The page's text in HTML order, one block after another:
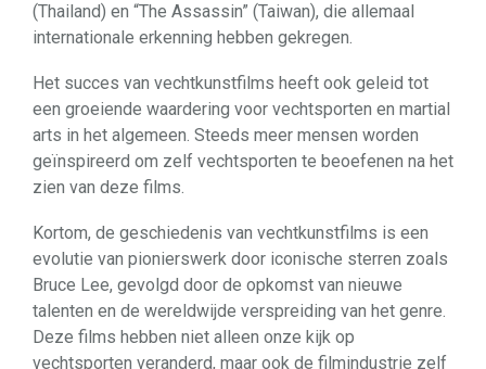
(Thailand) en “The Assassin” (Taiwan), die allemaal
internationale erkenning hebben gekregen.
Het succes van vechtkunstfilms heeft ook geleid tot
een groeiende waardering voor vechtsporten en martial
arts in het algemeen. Steeds meer mensen worden
geïnspireerd om zelf vechtsporten te beoefenen na het
zien van deze films.
Kortom, de geschiedenis van vechtkunstfilms is een
evolutie van pionierswerk door iconische sterren zoals
Bruce Lee, gevolgd door de opkomst van nieuwe
talenten en de wereldwijde verspreiding van het genre.
Deze films hebben niet alleen onze kijk op
vechtsporten veranderd, maar ook de filmindustrie zelf